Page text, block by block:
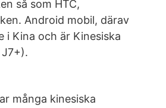
så som HTC,
Android mobil, därav
i Kina och är Kinesiska
många kinesiska